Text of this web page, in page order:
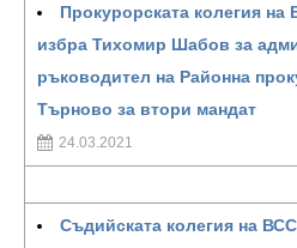
Прокурорската колегия
избра Тихомир Шабов за
ръководител на Районна
Търново за втори мандат
24.03.2021
Съдийската колегия на